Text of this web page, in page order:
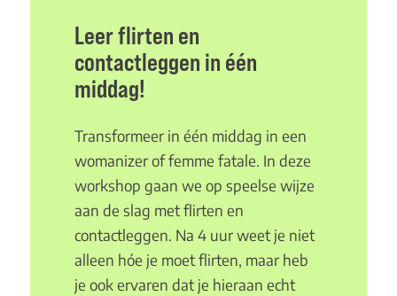
Leer flirten en
contactleggen in één
middag!
Transformeer in één middag in een
womanizer of femme fatale. In deze
workshop gaan we op speelse wijze
aan de slag met flirten en
contactleggen. Na 4 uur weet je niet
alleen hóe je moet flirten, maar heb
je ook ervaren dat je hieraan echt